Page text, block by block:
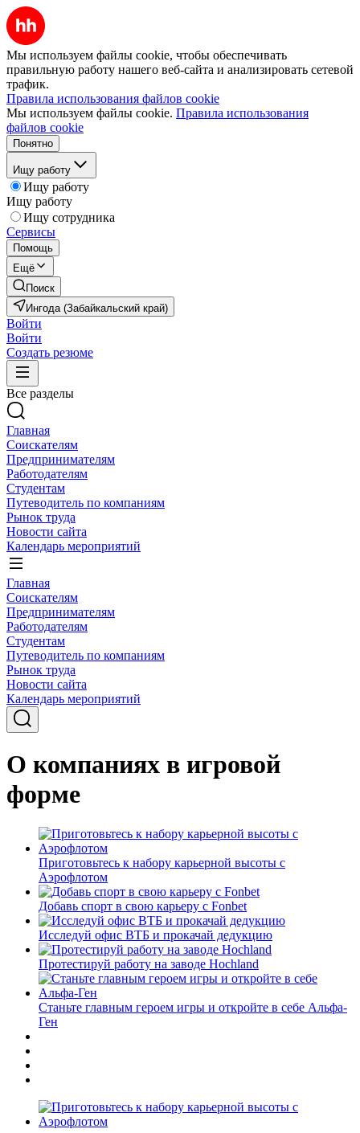
Мы используем файлы cookie, чтобы обеспечивать
правильную работу нашего веб-сайта и анализировать сетевой
трафик.
Правила использования файлов cookie
Мы используем файлы cookie. Правила использования
файлов cookie
Понятно
Ищу работу
Ищу работу
Ищу работу
Ищу сотрудника
Сервисы
Помощь
Ещё
Поиск
Ингода (Забайкальский край)
Войти
Войти
Создать резюме
Все разделы
Главная
Соискателям
Предпринимателям
Работодателям
Студентам
Путеводитель по компаниям
Рынок труда
Новости сайта
Календарь мероприятий
Главная
Соискателям
Предпринимателям
Работодателям
Студентам
Путеводитель по компаниям
Рынок труда
Новости сайта
Календарь мероприятий
О компаниях в игровой
форме
Приготовьтесь к набору карьерной высоты с
Аэрофлотом
Добавь спорт в свою карьеру с Fonbet
Исследуй офис ВТБ и прокачай дедукцию
Протестируй работу на заводе Hochland
Станьте главным героем игры и откройте в себе Альфа-
Ген